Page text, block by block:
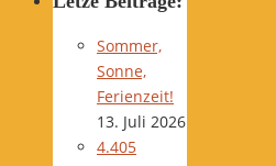
Sommer,
Sonne,
Ferienzeit!
13. Juli 2026
4.405